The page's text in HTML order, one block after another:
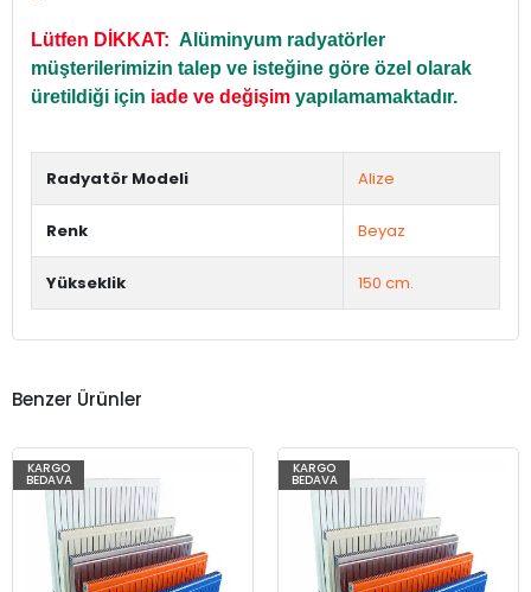
Lütfen DİKKAT: Alüminyum radyatörler
müşterilerimizin talep ve isteğine göre özel olarak
üretildiği için iade ve değişim yapılamamaktadır.
Radyatör Modeli Alize
Renk Beyaz
Yükseklik 150 cm.
Benzer Ürünler
KARGO
BEDAVA
KARGO
BEDAVA